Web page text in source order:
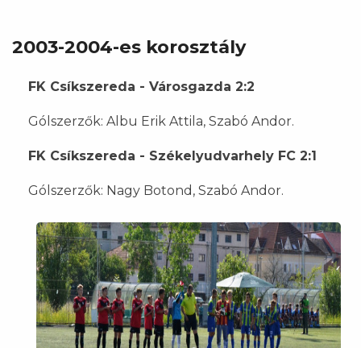
2003-2004-es korosztály
FK Csíkszereda - Városgazda 2:2
Gólszerzők: Albu Erik Attila, Szabó Andor.
FK Csíkszereda - Székelyudvarhely FC 2:1
Gólszerzők: Nagy Botond, Szabó Andor.